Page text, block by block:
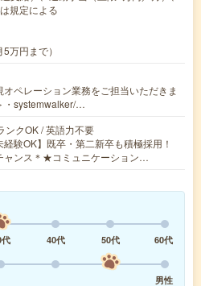
規定による
万円まで）
ペレーション業務をご担当いただきま
・systemwalker/…
ンクOK / 英語力不要
経験OK】既卒・第二新卒も積極採用！
ャンス＊★コミュニケーション…
40代 50代
60代
男性